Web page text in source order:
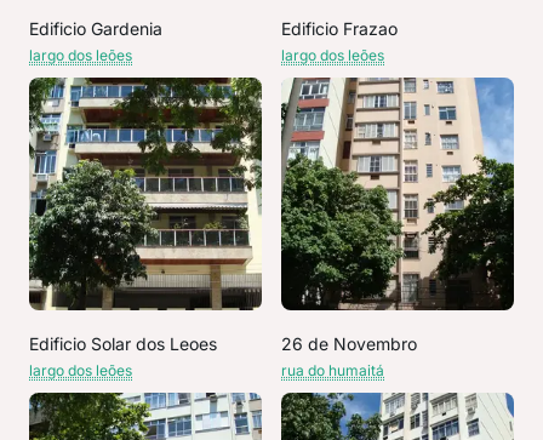
Edificio Gardenia
largo dos leões
Edificio Frazao
largo dos leões
Edificio Solar dos Leoes
largo dos leões
26 de Novembro
rua do humaitá